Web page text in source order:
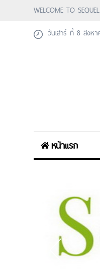
WELCOME TO
วันเสาร์ ที่ 8 สิงห
หน้าแรก